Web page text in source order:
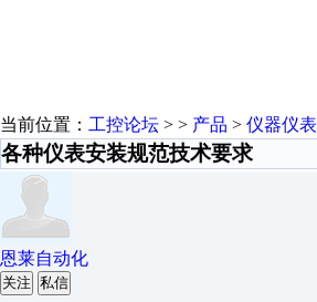
当前位置： 工控论坛 > > 产品 > 仪器仪表
各种仪表安装规范技术要求
恩莱自动化
关注 私信